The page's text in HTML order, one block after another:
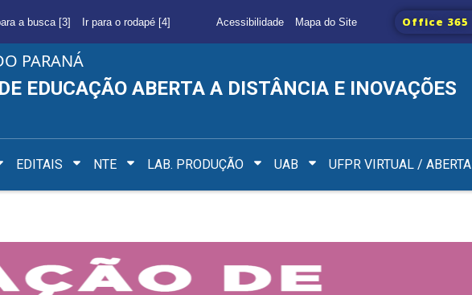
a busca [3] Ir para o rodapé [4] Acessibilidade Mapa do Site Office 365
PARANÁ
EDUCAÇÃO ABERTA A DISTÂNCIA E INOVAÇÕES
EDITAIS NTE LAB. PRODUÇÃO UAB UFPR VIRTUAL / ABERTA